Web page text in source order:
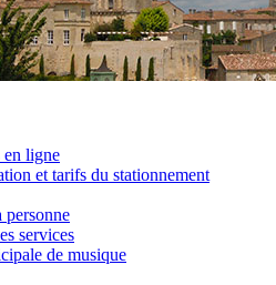
en ligne
et tarifs du stationnement
personne
services
de musique